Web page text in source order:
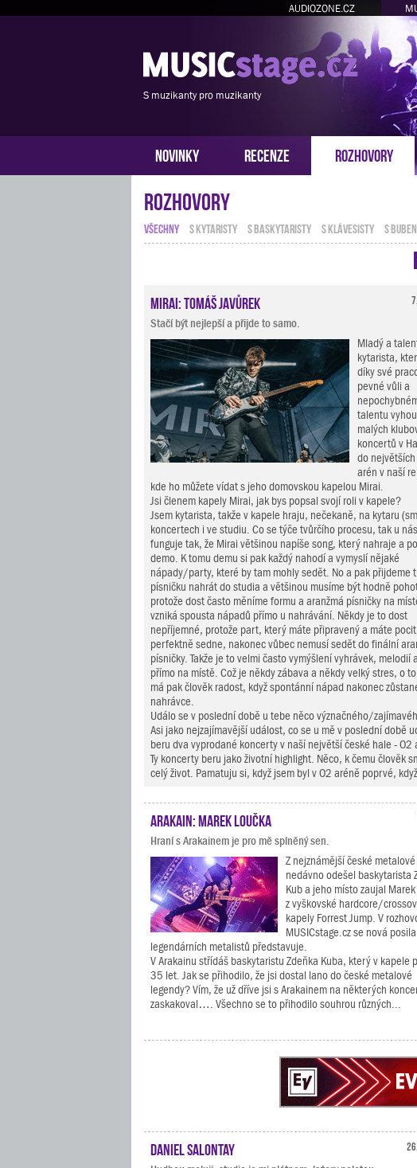
AUDIOZONE.CZ
S muzikanty pro muzikanty
NOVINKY RECENZE ROZHOVORY
Rozhovory
VŠECHNY S KYTARISTY S BASKYTARISTY S KLÁVESISTY S
Mirai: Tomáš Javůrek
Stačí být nejlepší a přijde to samo.
Mladý a
kytarista,
díky své
pevné vůli a
talentu
malých
koncertů v
do největších
arén v naší
kde ho můžete vídat s jeho domovskou kapelou Mirai.
Jsi členem kapely Mirai, jak bys popsal svojí roli v kapele?
Jsem kytarista, takže v kapele hraju, nečekaně, na kytaru
koncertech i ve studiu. Co se týče tvůrčího procesu, tak u
funguje tak, že Mirai většinou napíše song, který nahraje a
demo. K tomu demu si pak každý nahodí a vymyslí nějaké
nápady/party, které by tam mohly sedět. No a pak přijdeme
písničku nahrát do studia a většinou musíme být hodně
protože dost často měníme formu a aranžmá písničky na
vzniká spousta nápadů přímo u nahrávání. Někdy je to dost
nepříjemné, protože part, který máte připravený a máte
perfektně sedne, nakonec vůbec nemusí sedět do finální
písničky. Takže je to velmi často vymýšlení vyhrávek, melodií
přímo na místě. Což je někdy zábava a někdy velký stres, o
má pak člověk radost, když spontánní nápad nakonec
nahrávce.
Událo se v poslední době u tebe něco význačného/
Asi jako nejzajímavější událost, co se u mě v poslední době
beru dva vyprodané koncerty v naší největší české hale - O2
Ty koncerty beru jako životní highlight. Něco, k čemu člověk
celý život. Pamatuju si, když jsem byl v O2 aréně poprvé, když
Arakain: Marek Loučka
Hraní s Arakainem je pro mě splněný sen.
Z nejznámější české
nedávno odešel baskytarista
Kub a jeho místo zaujal
z vyškovské hardcore/
kapely Forrest Jump. V
MUSICstage.cz se nová posila
legendárních metalistů představuje.
V Arakainu střídáš baskytaristu Zdeňka Kuba, který v kapele
35 let. Jak se přihodilo, že jsi dostal lano do české metalové
legendy? Vím, že už dříve jsi s Arakainem na některých
zaskakoval…. Všechno se to přihodilo souhrou různých...
Daniel Salontay